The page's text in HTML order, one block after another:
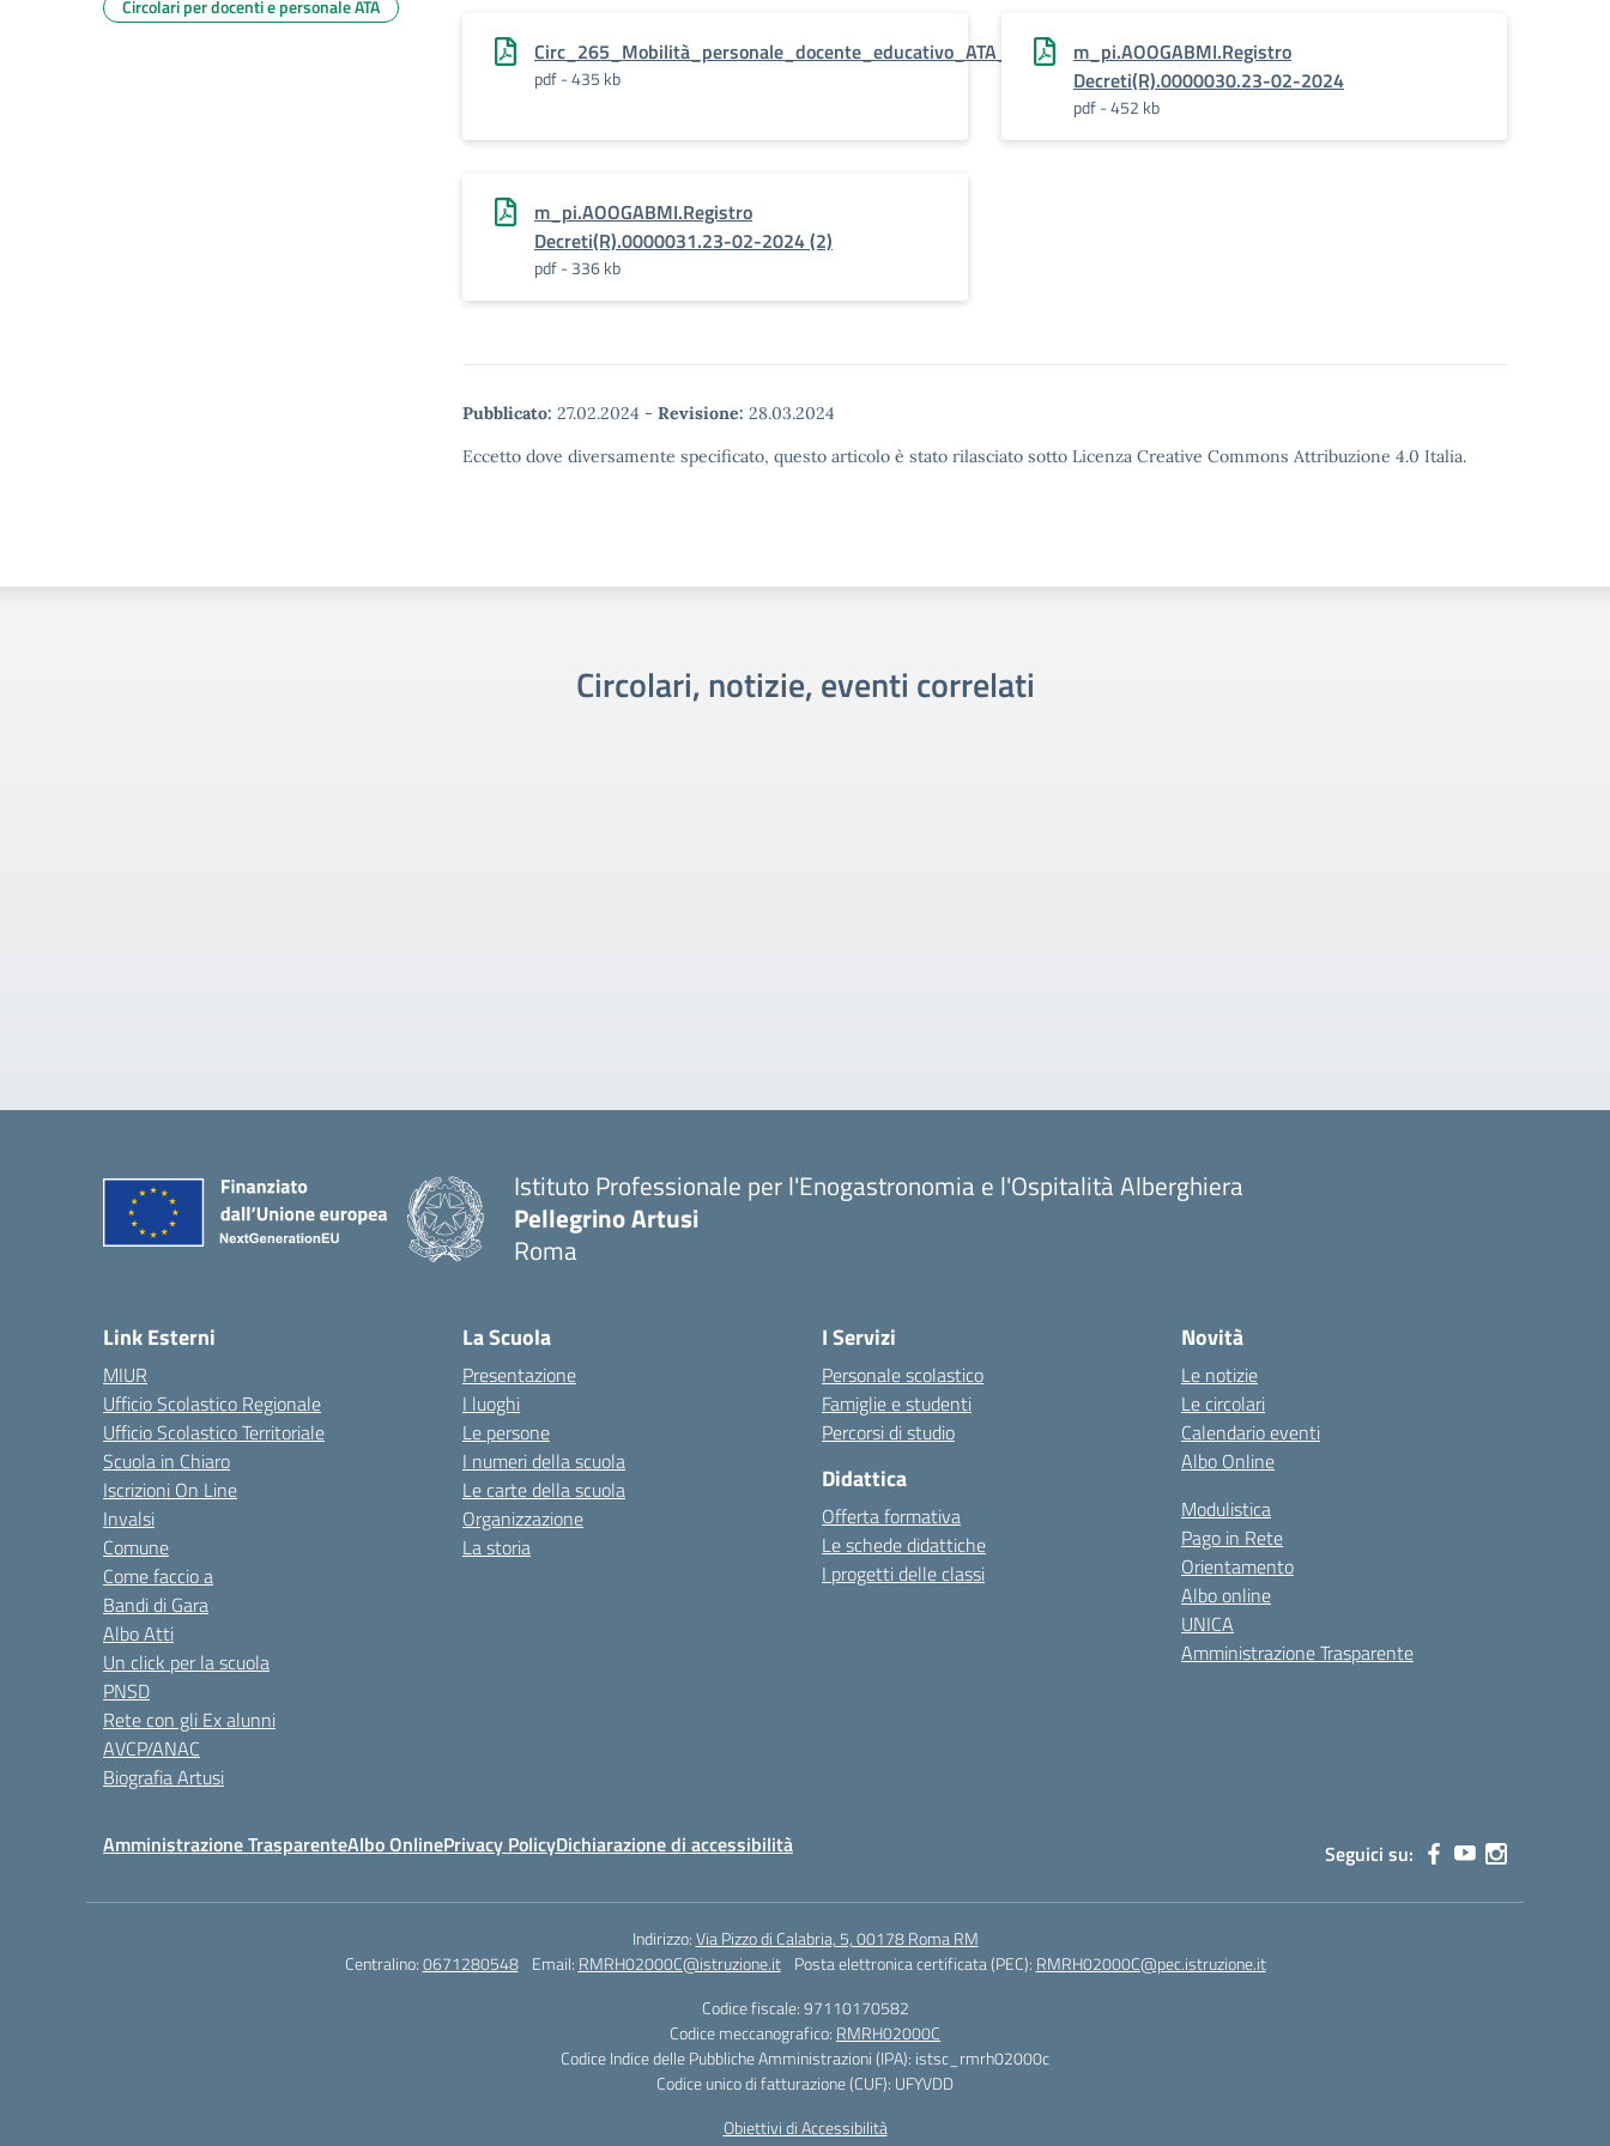
Circ_265_Mobilità_personale_docente_educativo_ATA_2024_25
pdf - 435 kb
m_pi.AOOGABMI.Registro
Decreti(R).0000030.23-02-2024
pdf - 452 kb
m_pi.AOOGABMI.Registro
Decreti(R).0000031.23-02-2024 (2)
pdf - 336 kb
Pubblicato: 27.02.2024 - Revisione: 28.03.2024
Eccetto dove diversamente specificato, questo articolo è stato rilasciato sotto Licenza Creative Commons Attribuzione 4.0 Italia.
Circolari per docenti e personale ATA
Circolari, notizie, eventi correlati
Istituto Professionale per l'Enogastronomia e l'Ospitalità Alberghiera
Pellegrino Artusi
Roma
Link Esterni
MIUR
Ufficio Scolastico Regionale
Ufficio Scolastico Territoriale
Scuola in Chiaro
Iscrizioni On Line
Invalsi
Comune
Come faccio a
Bandi di Gara
Albo Atti
Un click per la scuola
PNSD
Rete con gli Ex alunni
AVCP/ANAC
Biografia Artusi
La Scuola
Presentazione
I luoghi
Le persone
I numeri della scuola
Le carte della scuola
Organizzazione
La storia
I Servizi
Personale scolastico
Famiglie e studenti
Percorsi di studio
Didattica
Offerta formativa
Le schede didattiche
I progetti delle classi
Novità
Le notizie
Le circolari
Calendario eventi
Albo Online
Modulistica
Pago in Rete
Orientamento
Albo online
UNICA
Amministrazione Trasparente
Amministrazione TrasparenteAlbo OnlinePrivacy PolicyDichiarazione di accessibilità Seguici su:
Indirizzo:Via Pizzo di Calabria, 5, 00178 Roma RM
Centralino:0671280548 Email: RMRH02000C@istruzione.it Posta elettronica certificata (PEC): RMRH02000C@pec.istruzione.it
Codice fiscale: 97110170582
Codice meccanografico: RMRH02000C
Codice Indice delle Pubbliche Amministrazioni (IPA): istsc_rmrh02000c
Codice unico di fatturazione (CUF): UFYVDD
Obiettivi di Accessibilità